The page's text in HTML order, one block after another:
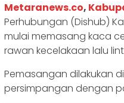
Metaranews.co,
Perhubungan (Dishub)
mulai memasang kaca
rawan kecelakaan lalu
Pemasangan dilakukan
persimpangan dengan